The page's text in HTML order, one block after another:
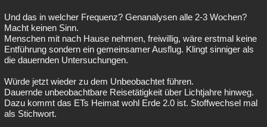
Und das in welcher Frequenz? Genanalysen alle 2-3 Wochen?
Macht keinen Sinn.
Menschen mit nach Hause nehmen, freiwillig, wäre erstmal keine
Entführung sondern ein gemeinsamer Ausflug. Klingt sinniger als
die dauernden Untersuchungen.
Würde jetzt wieder zu dem Unbeobachtet führen.
Dauernde unbeobachtbare Reisetätigkeit über Lichtjahre hinweg.
Dazu kommt das ETs Heimat wohl Erde 2.0 ist. Stoffwechsel mal
als Stichwort.